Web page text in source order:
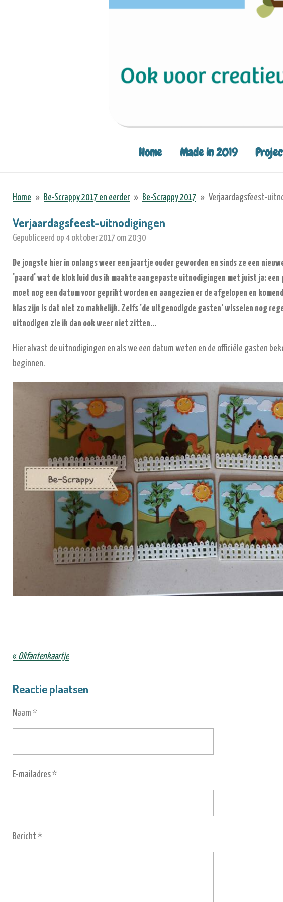
Home Made in 2019
Home » Be-Scrappy 2017 en eerder » Be-Scrappy 2017 » Verjaardagsfeest-
Verjaardagsfeest-uitnodigingen
Gepubliceerd op 4 oktober 2017 om 20:30
De jongste hier in onlangs weer een jaartje ouder geworden en sinds ze een
'paard' wat de klok luid dus ik maakte aangepaste uitnodigingen met juist ja:
moet nog een datum voor geprikt worden en aangezien er de afgelopen en
klas zijn is dat niet zo makkelijk. Zelfs 'de uitgenodigde gasten' wisselen nog
uitnodigen zie ik dan ook weer niet zitten...
Hier alvast de uitnodigingen en als we een datum weten en de officiële gasten
beginnen.
« Olifantenkaartje
Reactie plaatsen
Naam *
E-mailadres *
Bericht *